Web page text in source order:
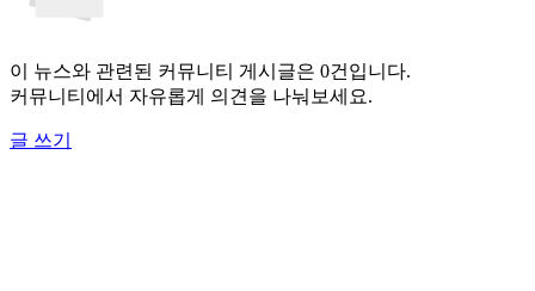
이 뉴스와 관련된 커뮤니티 게시글은 0건입니다.
커뮤니티에서 자유롭게 의견을 나눠보세요.
글 쓰기